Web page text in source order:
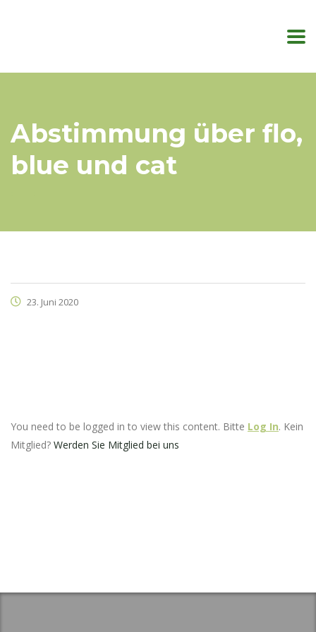
Abstimmung über flo,
blue und cat
23. Juni 2020
You need to be logged in to view this content. Bitte Log In. Kein
Mitglied? Werden Sie Mitglied bei uns